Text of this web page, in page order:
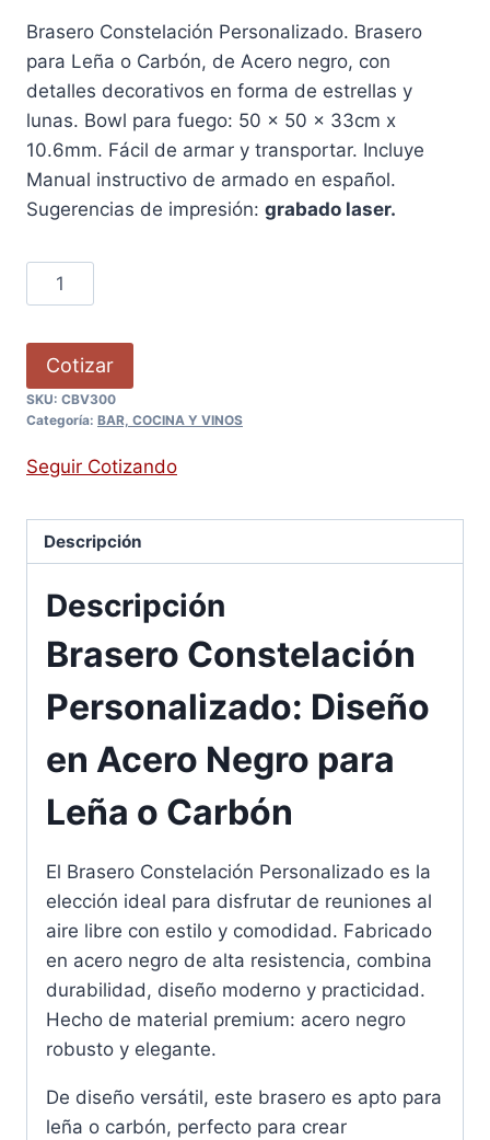
Brasero Constelación Personalizado. Brasero
para Leña o Carbón, de Acero negro, con
detalles decorativos en forma de estrellas y
lunas. Bowl para fuego: 50 x 50 x 33cm x
10.6mm. Fácil de armar y transportar. Incluye
Manual instructivo de armado en español.
Sugerencias de impresión: grabado laser.
Cotizar
SKU: CBV300
Categoría: BAR, COCINA Y VINOS
Seguir Cotizando
Descripción
Descripción
Brasero Constelación
Personalizado: Diseño
en Acero Negro para
Leña o Carbón
El Brasero Constelación Personalizado es la
elección ideal para disfrutar de reuniones al
aire libre con estilo y comodidad. Fabricado
en acero negro de alta resistencia, combina
durabilidad, diseño moderno y practicidad.
Hecho de material premium: acero negro
robusto y elegante.
De diseño versátil, este brasero es apto para
leña o carbón, perfecto para crear